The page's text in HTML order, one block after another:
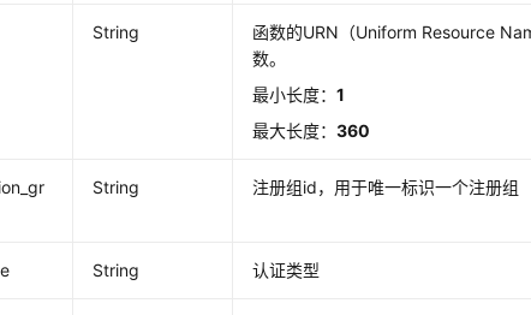
String
函数的URN（Uniform Resource
数。
最小长度：1
最大长度：360
String 注册组id，用于唯一标识一个注册组
String 认证类型